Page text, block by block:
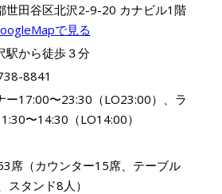
世田谷区北沢2-9-20 カナビル1階
で見る
駅から徒歩３分
8841
ー17:00〜23:30（LO23:00）、ラ
〜14:30（LO14:00）
席（カウンター15席、テーブル
スタンド8人）